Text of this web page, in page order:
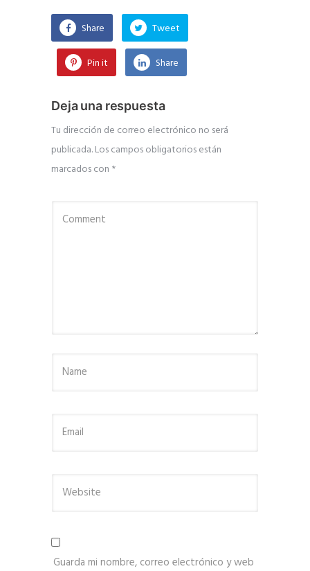
Share Tweet
Pin it Share
Deja una respuesta
Tu dirección de correo electrónico no será
publicada.Los campos obligatorios están
marcados con *
Guarda mi nombre, correo electrónico y web